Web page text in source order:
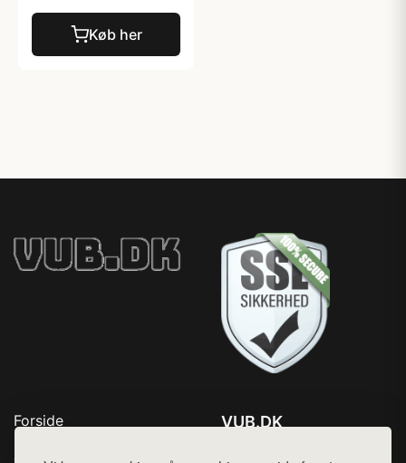
Køb her
Forside
VUB.DK